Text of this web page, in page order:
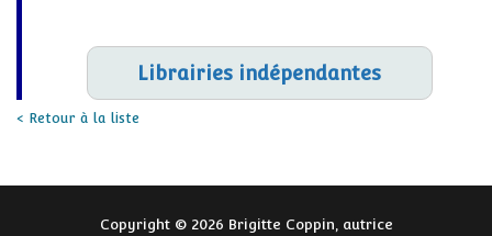
Librairies indépendantes
< Retour à la liste
Copyright © 2026 Brigitte Coppin, autrice